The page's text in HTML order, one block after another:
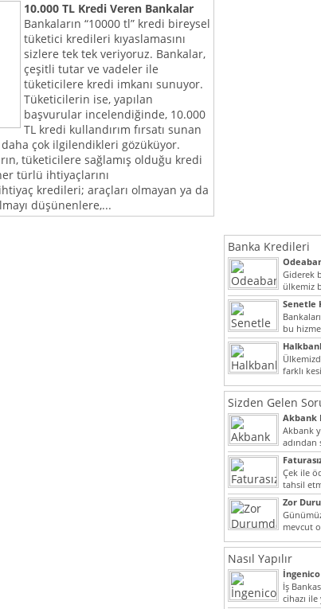
10.000 TL Kredi Veren Bankalar
Bankaların “10000 tl” kredi bireysel
tüketici kredileri kıyaslamasını
sizlere tek tek veriyoruz. Bankalar,
çeşitli tutar ve vadeler ile
tüketicilere kredi imkanı sunuyor.
Tüketicilerin ise, yapılan
başvurular incelendiğinde, 10.000
TL kredi kullandırım fırsatı sunan
çok ilgilendikleri gözüküyor.
tüketicilere sağlamış olduğu kredi
türlü ihtiyaçlarını
kredileri; araçları olmayan ya da
düşünenlere,...
Banka Kredileri
KREDIM
Giderek
ülkemiz
bir giriş
Senetle
bu
farklı
noktada
Sizden Gelen
Akbank
Akbank
adından
müşteri
Çek ile
tahsil
bir
Zor
Yardımı
mevcut
dahi son
Nasıl Yapılır
İngenico
İş
cihazı